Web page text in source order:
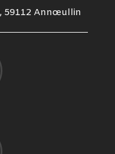
59112 Annœullin